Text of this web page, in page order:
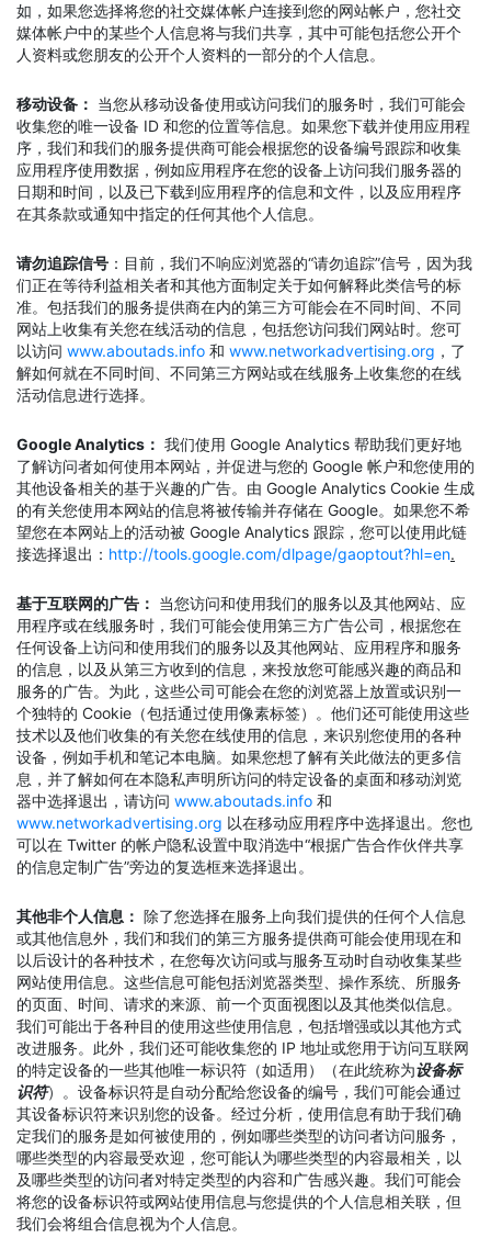
如，如果您选择将您的社交媒体帐户连接到您的网站帐户，您社交
媒体帐户中的某些个人信息将与我们共享，其中可能包括您公开个
人资料或您朋友的公开个人资料的一部分的个人信息。
移动设备： 当您从移动设备使用或访问我们的服务时，我们可能会
收集您的唯一设备 ID 和您的位置等信息。如果您下载并使用应用程
序，我们和我们的服务提供商可能会根据您的设备编号跟踪和收集
应用程序使用数据，例如应用程序在您的设备上访问我们服务器的
日期和时间，以及已下载到应用程序的信息和文件，以及应用程序
在其条款或通知中指定的任何其他个人信息。
请勿追踪信号 ：目前，我们不响应浏览器的“请勿追踪”信号，因为我
们正在等待利益相关者和其他方面制定关于如何解释此类信号的标
准。包括我们的服务提供商在内的第三方可能会在不同时间、不同
网站上收集有关您在线活动的信息，包括您访问我们网站时。您可
以访问 www.aboutads.info 和 www.networkadvertising.org ，了
解如何就在不同时间、不同第三方网站或在线服务上收集您的在线
活动信息进行选择。
Google Analytics： 我们使用 Google Analytics 帮助我们更好地
了解访问者如何使用本网站，并促进与您的 Google 帐户和您使用的
其他设备相关的基于兴趣的广告。由 Google Analytics Cookie 生成
的有关您使用本网站的信息将被传输并存储在 Google。如果您不希
望您在本网站上的活动被 Google Analytics 跟踪，您可以使用此链
接选择退出： http://tools.google.com/dlpage/gaoptout?hl=en.
基于互联网的广告： 当您访问和使用我们的服务以及其他网站、应
用程序或在线服务时，我们可能会使用第三方广告公司，根据您在
任何设备上访问和使用我们的服务以及其他网站、应用程序和服务
的信息，以及从第三方收到的信息，来投放您可能感兴趣的商品和
服务的广告。为此，这些公司可能会在您的浏览器上放置或识别一
个独特的 Cookie（包括通过使用像素标签）。他们还可能使用这些
技术以及他们收集的有关您在线使用的信息，来识别您使用的各种
设备，例如手机和笔记本电脑。如果您想了解有关此做法的更多信
息，并了解如何在本隐私声明所访问的特定设备的桌面和移动浏览
器中选择退出，请访问 www.aboutads.info 和
www.networkadvertising.org 以在移动应用程序中选择退出。您也
可以在 Twitter 的帐户隐私设置中取消选中“根据广告合作伙伴共享
的信息定制广告”旁边的复选框来选择退出。
其他非个人信息： 除了您选择在服务上向我们提供的任何个人信息
或其他信息外，我们和我们的第三方服务提供商可能会使用现在和
以后设计的各种技术，在您每次访问或与服务互动时自动收集某些
网站使用信息。这些信息可能包括浏览器类型、操作系统、所服务
的页面、时间、请求的来源、前一个页面视图以及其他类似信息。
我们可能出于各种目的使用这些使用信息，包括增强或以其他方式
改进服务。此外，我们还可能收集您的 IP 地址或您用于访问互联网
的特定设备的一些其他唯一标识符（如适用）（在此统称为设备标
识符）。设备标识符是自动分配给您设备的编号，我们可能会通过
其设备标识符来识别您的设备。经过分析，使用信息有助于我们确
定我们的服务是如何被使用的，例如哪些类型的访问者访问服务，
哪些类型的内容最受欢迎，您可能认为哪些类型的内容最相关，以
及哪些类型的访问者对特定类型的内容和广告感兴趣。我们可能会
将您的设备标识符或网站使用信息与您提供的个人信息相关联，但
我们会将组合信息视为个人信息。